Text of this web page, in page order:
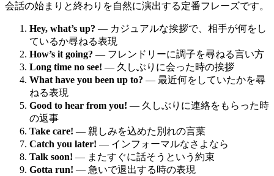
会話の始まりと終わりを自然に演出する定番フレーズです。
Hey, what’s up? — カジュアルな挨拶で、相手が何をし
ているか尋ねる表現
How’s it going? — フレンドリーに調子を尋ねる言い方
Long time no see! — 久しぶりに会った時の挨拶
What have you been up to? — 最近何をしていたかを尋
ねる表現
Good to hear from you! — 久しぶりに連絡をもらった時
の返事
Take care! — 親しみを込めた別れの言葉
Catch you later! — インフォーマルなさよなら
Talk soon! — またすぐに話そうという約束
Gotta run! — 急いで退出する時の表現